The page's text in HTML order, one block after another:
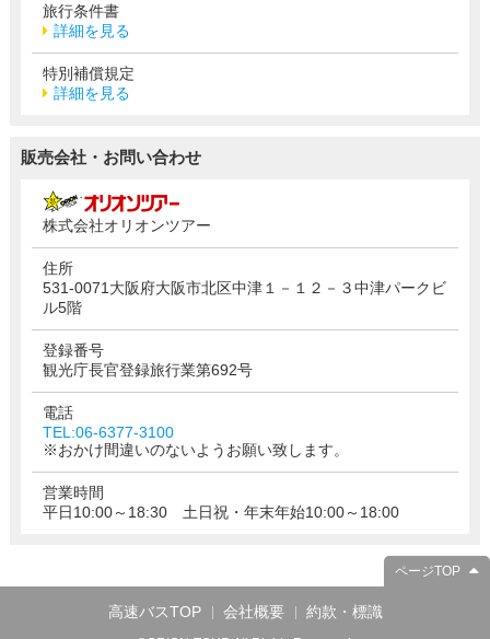
旅行条件書
詳細を見る
特別補償規定
詳細を見る
販売会社・お問い合わせ
株式会社オリオンツアー
住所
531-0071大阪府大阪市北区中津１－１２－３中津パークビ
ル5階
登録番号
観光庁長官登録旅行業第692号
電話
TEL:06-6377-3100
※おかけ間違いのないようお願い致します。
営業時間
平日10:00～18:30 土日祝・年末年始10:00～18:00
ページTOP
高速バスTOP 会社概要 約款・標識